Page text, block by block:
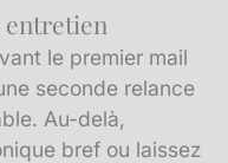
entretien
le premier mail
seconde relance
Au-delà,
bref ou laissez